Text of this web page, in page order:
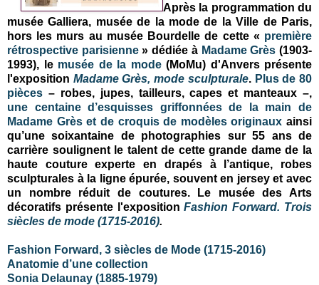
Après la programmation du
musée Galliera, musée de la mode de la Ville de Paris,
hors les murs au musée Bourdelle de cette « première
rétrospective parisienne» dédiée à Madame Grès (1903-
1993), le musée de la mode(MoMu) d'Anvers présente
l'exposition Madame Grès, mode sculpturale. Plus de 80
pièces – robes, jupes, tailleurs, capes et manteaux –,
une centaine d’esquisses griffonnées de la main de
Madame Grès et de croquis de modèles originaux ainsi
qu’une soixantaine de photographies sur 55 ans de
carrière soulignent le talent de cette grande dame de la
haute couture experte en drapés à l’antique, robes
sculpturales à la ligne épurée, souvent en jersey et avec
un nombre réduit de coutures. Le musée des Arts
décoratifs présente l'expositionFashion Forward. Trois
siècles de mode (1715-2016).
Fashion Forward, 3 siècles de Mode (1715-2016)
Anatomie d’une collection
Sonia Delaunay (1885-1979)